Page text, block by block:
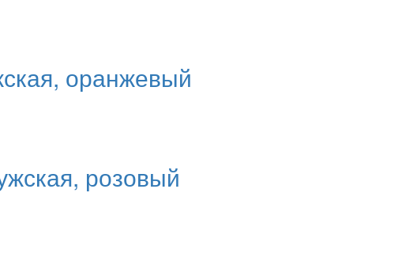
оранжевый
розовый